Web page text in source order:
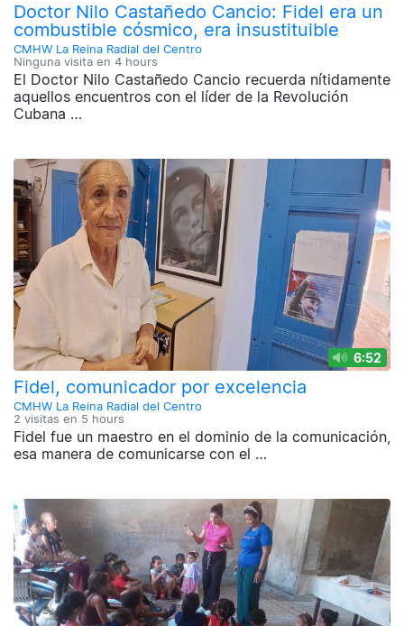
Doctor Nilo Castañedo Cancio: Fidel era un
combustible cósmico, era insustituible
CMHW La Reina Radial del Centro
Ninguna visita en 4 hours
El Doctor Nilo Castañedo Cancio recuerda nítidamente
aquellos encuentros con el líder de la Revolución
Cubana …
6:52
Fidel, comunicador por excelencia
CMHW La Reina Radial del Centro
2 visitas en 5 hours
Fidel fue un maestro en el dominio de la comunicación,
esa manera de comunicarse con el …